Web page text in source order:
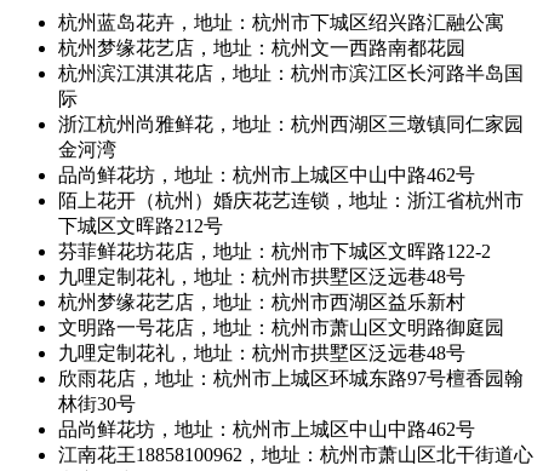
杭州蓝岛花卉，地址：杭州市下城区绍兴路汇融公寓
杭州梦缘花艺店，地址：杭州文一西路南都花园
杭州滨江淇淇花店，地址：杭州市滨江区长河路半岛国
际
浙江杭州尚雅鲜花，地址：杭州西湖区三墩镇同仁家园
金河湾
品尚鲜花坊，地址：杭州市上城区中山中路462号
陌上花开（杭州）婚庆花艺连锁，地址：浙江省杭州市
下城区文晖路212号
芬菲鲜花坊花店，地址：杭州市下城区文晖路122-2
九哩定制花礼，地址：杭州市拱墅区泛远巷48号
杭州梦缘花艺店，地址：杭州市西湖区益乐新村
文明路一号花店，地址：杭州市萧山区文明路御庭园
九哩定制花礼，地址：杭州市拱墅区泛远巷48号
欣雨花店，地址：杭州市上城区环城东路97号檀香园翰
林街30号
品尚鲜花坊，地址：杭州市上城区中山中路462号
江南花王18858100962，地址：杭州市萧山区北干街道心